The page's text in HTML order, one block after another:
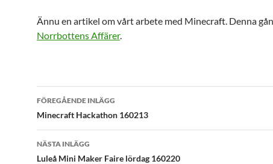
Ännu en artikel om vårt arbete med Minecraft. Denna
Norrbottens Affärer.
Inläggsnavigering
FÖREGÅENDE INLÄGG
Minecraft Hackathon 160213
NÄSTA INLÄGG
Luleå Mini Maker Faire lördag 160220